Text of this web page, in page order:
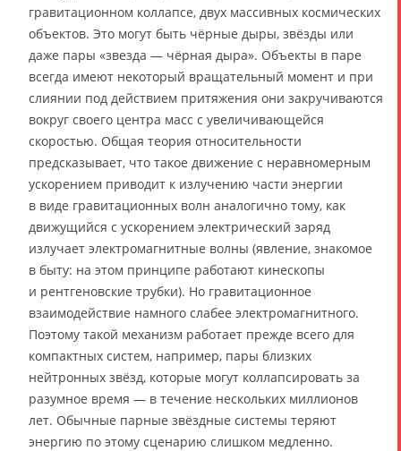
гравитационном коллапсе, двух массивных космических
объектов. Это могут быть чёрные дыры, звёзды или
даже пары «звезда — чёрная дыра». Объекты в паре
всегда имеют некоторый вращательный момент и при
слиянии под действием притяжения они закручиваются
вокруг своего центра масс с увеличивающейся
скоростью. Общая теория относительности
предсказывает, что такое движение с неравномерным
ускорением приводит к излучению части энергии
в виде гравитационных волн аналогично тому, как
движущийся с ускорением электрический заряд
излучает электромагнитные волны (явление, знакомое
в быту: на этом принципе работают кинескопы
и рентгеновские трубки). Но гравитационное
взаимодействие намного слабее электромагнитного.
Поэтому такой механизм работает прежде всего для
компактных систем, например, пары близких
нейтронных звёзд, которые могут коллапсировать за
разумное время — в течение нескольких миллионов
лет. Обычные парные звёздные системы теряют
энергию по этому сценарию слишком медленно.